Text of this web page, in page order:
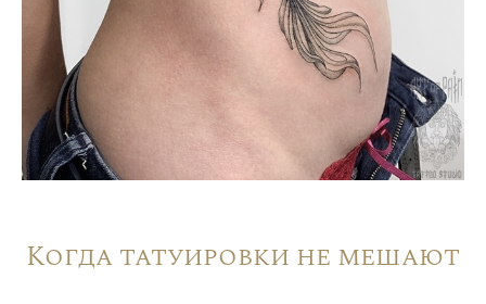
Когда татуировки не мешают